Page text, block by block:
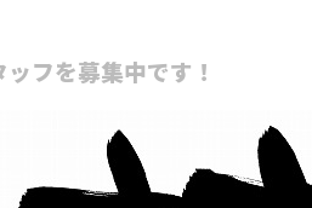
フを募集中です！